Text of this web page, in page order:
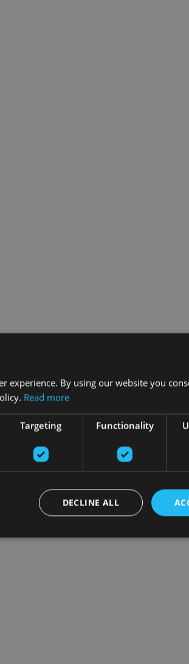
experience. By using our website you
Read more
Targeting Functionality
DECLINE ALL